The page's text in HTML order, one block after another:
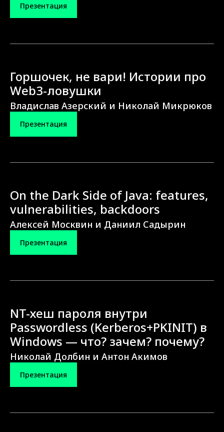
Презентация
Горшочек, не вари! Истории про
Web3-ловушки
Владислав Азерский и Николай Микрюков
Презентация
On the Dark Side of Java: features,
vulnerabilities, backdoors
Алексей Москвин и Даниил Садырин
Презентация
NT-хеш пароля внутри
Passwordless (Kerberos+PKINIT) в
Windows — что? зачем? почему?
Николай Долбин и Антон Акимов
Презентация